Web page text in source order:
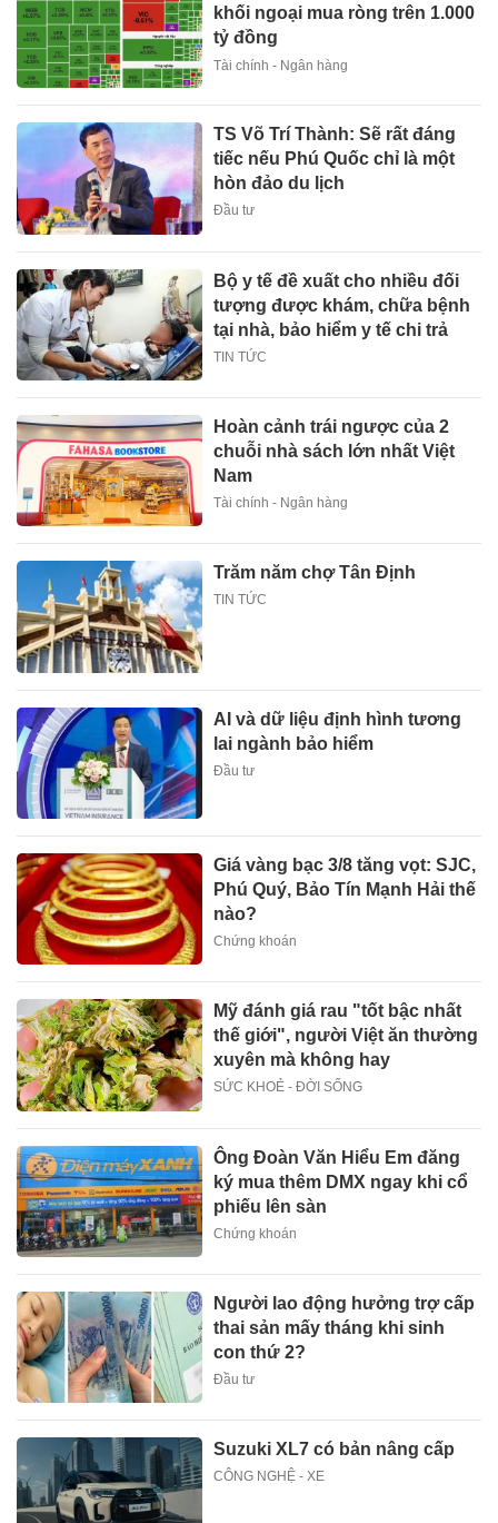
khối ngoại mua ròng trên 1.000
tỷ đồng
Tài chính - Ngân hàng
TS Võ Trí Thành: Sẽ rất đáng
tiếc nếu Phú Quốc chỉ là một
hòn đảo du lịch
Đầu tư
Bộ y tế đề xuất cho nhiều đối
tượng được khám, chữa bệnh
tại nhà, bảo hiểm y tế chi trả
TIN TỨC
Hoàn cảnh trái ngược của 2
chuỗi nhà sách lớn nhất Việt
Nam
Tài chính - Ngân hàng
Trăm năm chợ Tân Định
TIN TỨC
AI và dữ liệu định hình tương
lai ngành bảo hiểm
Đầu tư
Giá vàng bạc 3/8 tăng vọt: SJC,
Phú Quý, Bảo Tín Mạnh Hải thế
nào?
Chứng khoán
Mỹ đánh giá rau "tốt bậc nhất
thế giới", người Việt ăn thường
xuyên mà không hay
SỨC KHOẺ - ĐỜI SỐNG
Ông Đoàn Văn Hiểu Em đăng
ký mua thêm DMX ngay khi cổ
phiếu lên sàn
Chứng khoán
Người lao động hưởng trợ cấp
thai sản mấy tháng khi sinh
con thứ 2?
Đầu tư
Suzuki XL7 có bản nâng cấp
CÔNG NGHỆ - XE